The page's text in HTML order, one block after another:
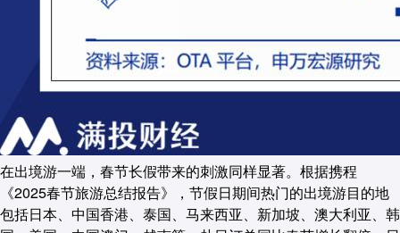
在出境游一端，春节长假带来的刺激同样显著。根据携程
《2025春节旅游总结报告》，节假日期间热门的出境游目的地
包括日本、中国香港、泰国、马来西亚、新加坡、澳大利亚、韩